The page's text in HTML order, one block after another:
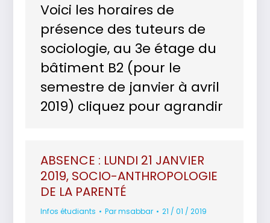
Voici les horaires de
présence des tuteurs de
sociologie, au 3e étage du
bâtiment B2 (pour le
semestre de janvier à avril
2019) cliquez pour agrandir
ABSENCE : LUNDI 21 JANVIER
2019, SOCIO-ANTHROPOLOGIE
DE LA PARENTÉ
Infos étudiants Parmsabbar 21 / 01 / 2019